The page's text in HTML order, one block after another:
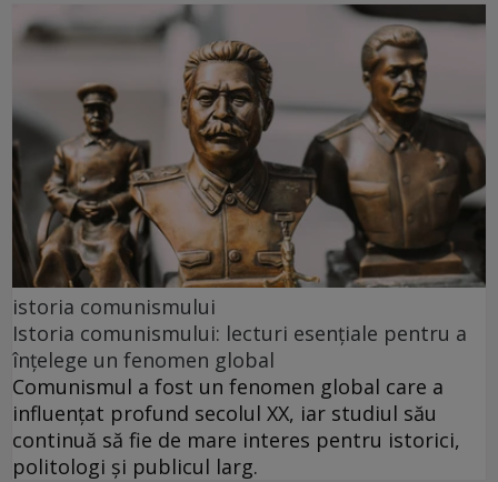
istoria comunismului
Istoria comunismului: lecturi esențiale pentru a
înțelege un fenomen global
Comunismul a fost un fenomen global care a
influențat profund secolul XX, iar studiul său
continuă să fie de mare interes pentru istorici,
politologi și publicul larg.